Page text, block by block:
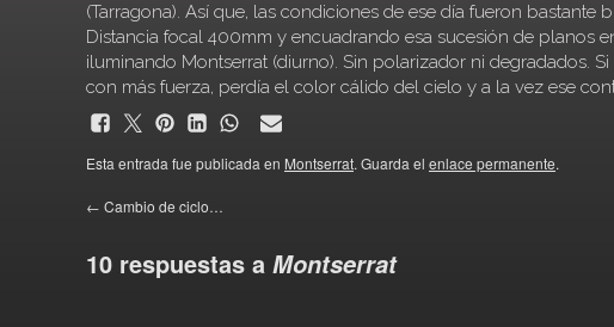
(Tarragona). Así que, las condiciones de ese día fueron bastante
Distancia focal 400mm y encuadrando esa sucesión de planos
iluminando Montserrat (diurno). Sin polarizador ni degradados.
con más fuerza, perdía el color cálido del cielo y a la vez ese
Esta entrada fue publicada en Montserrat. Guarda el enlace permanente.
← Cambio de ciclo…
10 respuestas a Montserrat